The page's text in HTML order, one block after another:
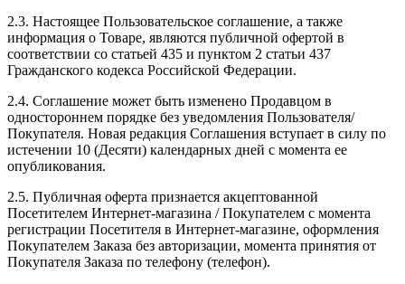
2.3. Настоящее Пользовательское соглашение, а также
информация о Товаре, являются публичной офертой в
соответствии со статьей 435 и пунктом 2 статьи 437
Гражданского кодекса Российской Федерации.
2.4. Соглашение может быть изменено Продавцом в
одностороннем порядке без уведомления Пользователя/
Покупателя. Новая редакция Соглашения вступает в силу по
истечении 10 (Десяти) календарных дней с момента ее
опубликования.
2.5. Публичная оферта признается акцептованной
Посетителем Интернет-магазина / Покупателем с момента
регистрации Посетителя в Интернет-магазине, оформления
Покупателем Заказа без авторизации, момента принятия от
Покупателя Заказа по телефону (телефон).